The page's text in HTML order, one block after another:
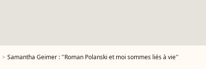
Samantha Geimer : ''Roman Polanski et moi sommes liés à vie''